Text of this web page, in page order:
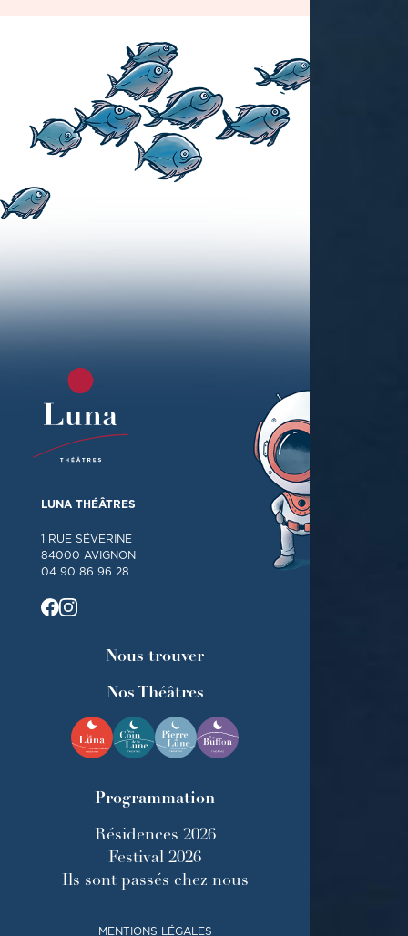
LUNA THÉÂTRES
1 RUE SÉVERINE
84000 AVIGNON
04 90 86 96 28
Nous trouver
Nos Théâtres
Programmation
Résidences 2026
Festival 2026
Ils sont passés chez nous
MENTIONS LÉGALES